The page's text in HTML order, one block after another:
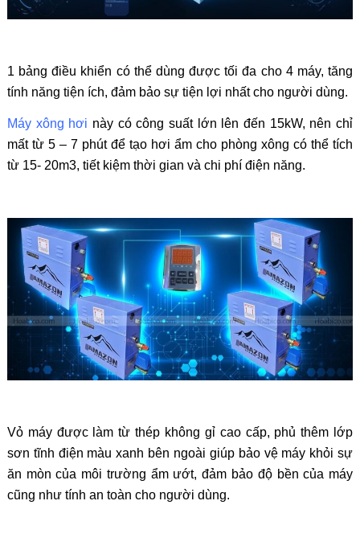
1 bảng điều khiển có thể dùng được tối đa cho 4 máy, tăng
tính năng tiện ích, đảm bảo sự tiện lợi nhất cho người dùng.
Máy xông hơi này có công suất lớn lên đến 15kW, nên chỉ
mất từ 5 – 7 phút để tạo hơi ẩm cho phòng xông có thể tích
từ 15- 20m3, tiết kiệm thời gian và chi phí điện năng.
Vỏ máy được làm từ thép không gỉ cao cấp, phủ thêm lớp
sơn tĩnh điện màu xanh bên ngoài giúp bảo vệ máy khỏi sự
ăn mòn của môi trường ẩm ướt, đảm bảo độ bền của máy
cũng như tính an toàn cho người dùng.